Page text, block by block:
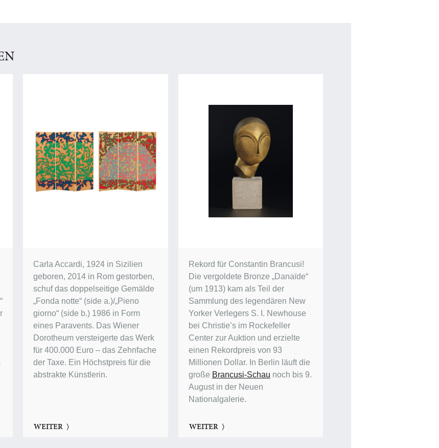
Carla Accardi, 1924 in Sizilien
geboren, 2014 in Rom gestorben,
schuf das doppelseitige Gemälde
„Fonda notte“ (side a.)/„Pieno
giorno“ (side b.) 1986 in Form
eines Paravents. Das Wiener
Dorotheum versteigerte das Werk
für 400.000 Euro – das Zehnfache
der Taxe. Ein Höchstpreis für die
abstrakte Künstlerin.
WEITER
Rekord für Constantin Brancusi!
Die vergoldete Bronze „Danaïde“
(um 1913) kam als Teil der
Sammlung des legendären New
Yorker Verlegers S. I. Newhouse
bei Christie’s im Rockefeller
Center zur Auktion und erzielte
einen Rekordpreis von 93
Millionen Dollar. In Berlin läuft die
große Brancusi-Schau noch bis 9.
August in der Neuen
Nationalgalerie.
WEITER